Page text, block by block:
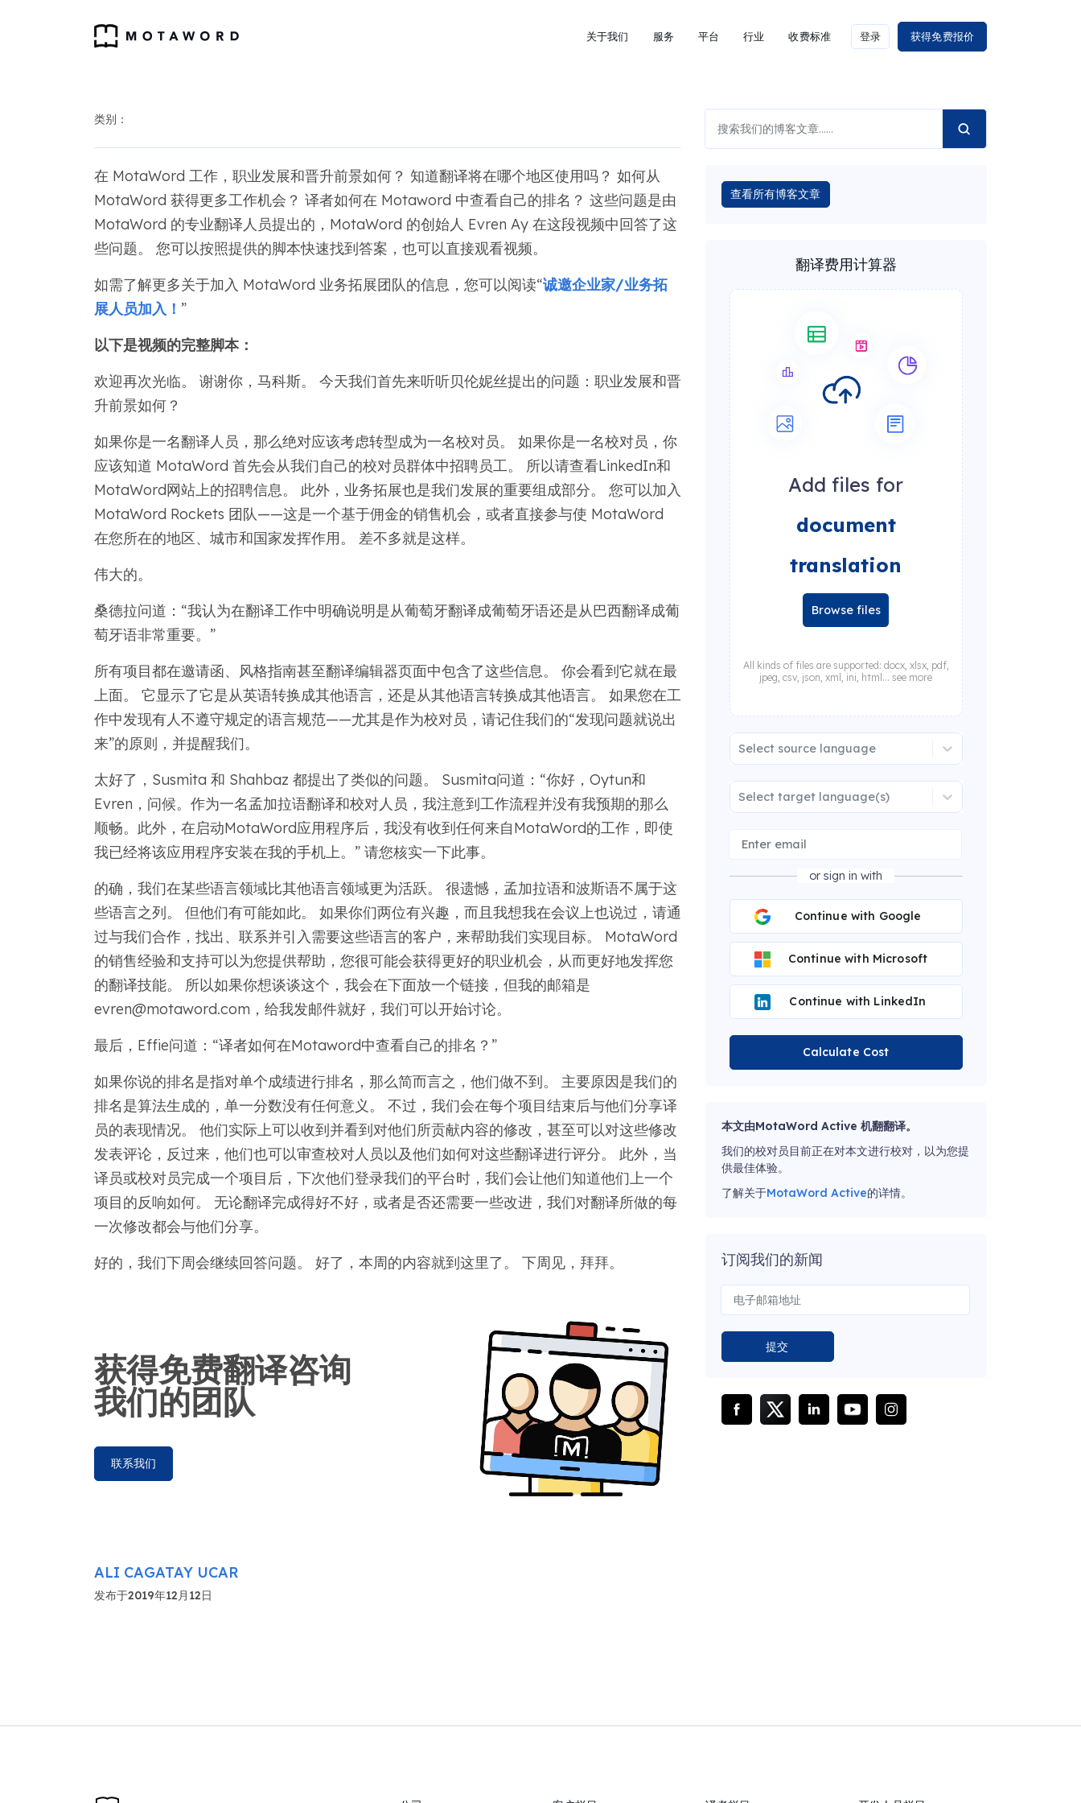
关于我们 服务 平台 行业 收费标准 登录 获得免费报价
类别：
在 MotaWord 工作，职业发展和晋升前景如何？ 知道翻译将在哪个地区使用吗？ 如何从
MotaWord 获得更多工作机会？ 译者如何在 Motaword 中查看自己的排名？ 这些问题是由
MotaWord 的专业翻译人员提出的，MotaWord 的创始人 Evren Ay 在这段视频中回答了这
些问题。 您可以按照提供的脚本快速找到答案，也可以直接观看视频。
如需了解更多关于加入 MotaWord 业务拓展团队的信息，您可以阅读“诚邀企业家/业务拓
展人员加入！ ”
以下是视频的完整脚本：
欢迎再次光临。 谢谢你，马科斯。 今天我们首先来听听贝伦妮丝提出的问题：职业发展和晋
升前景如何？
如果你是一名翻译人员，那么绝对应该考虑转型成为一名校对员。 如果你是一名校对员，你
应该知道 MotaWord 首先会从我们自己的校对员群体中招聘员工。 所以请查看LinkedIn和
MotaWord网站上的招聘信息。 此外，业务拓展也是我们发展的重要组成部分。 您可以加入
MotaWord Rockets 团队——这是一个基于佣金的销售机会，或者直接参与使 MotaWord
在您所在的地区、城市和国家发挥作用。 差不多就是这样。
伟大的。
桑德拉问道：“我认为在翻译工作中明确说明是从葡萄牙翻译成葡萄牙语还是从巴西翻译成葡
萄牙语非常重要。”
所有项目都在邀请函、风格指南甚至翻译编辑器页面中包含了这些信息。 你会看到它就在最
上面。 它显示了它是从英语转换成其他语言，还是从其他语言转换成其他语言。 如果您在工
作中发现有人不遵守规定的语言规范——尤其是作为校对员，请记住我们的“发现问题就说出
来”的原则，并提醒我们。
太好了，Susmita 和 Shahbaz 都提出了类似的问题。 Susmita问道：“你好，Oytun和
Evren，问候。作为一名孟加拉语翻译和校对人员，我注意到工作流程并没有我预期的那么
顺畅。此外，在启动MotaWord应用程序后，我没有收到任何来自MotaWord的工作，即使
我已经将该应用程序安装在我的手机上。” 请您核实一下此事。
的确，我们在某些语言领域比其他语言领域更为活跃。 很遗憾，孟加拉语和波斯语不属于这
些语言之列。 但他们有可能如此。 如果你们两位有兴趣，而且我想我在会议上也说过，请通
过与我们合作，找出、联系并引入需要这些语言的客户，来帮助我们实现目标。 MotaWord
的销售经验和支持可以为您提供帮助，您很可能会获得更好的职业机会，从而更好地发挥您
的翻译技能。 所以如果你想谈谈这个，我会在下面放一个链接，但我的邮箱是
evren@motaword.com，给我发邮件就好，我们可以开始讨论。
最后，Effie问道：“译者如何在Motaword中查看自己的排名？”
如果你说的排名是指对单个成绩进行排名，那么简而言之，他们做不到。 主要原因是我们的
排名是算法生成的，单一分数没有任何意义。 不过，我们会在每个项目结束后与他们分享译
员的表现情况。 他们实际上可以收到并看到对他们所贡献内容的修改，甚至可以对这些修改
发表评论，反过来，他们也可以审查校对人员以及他们如何对这些翻译进行评分。 此外，当
译员或校对员完成一个项目后，下次他们登录我们的平台时，我们会让他们知道他们上一个
项目的反响如何。 无论翻译完成得好不好，或者是否还需要一些改进，我们对翻译所做的每
一次修改都会与他们分享。
好的，我们下周会继续回答问题。 好了，本周的内容就到这里了。 下周见，拜拜。
获得免费翻译咨询
我们的团队
联系我们
ALI CAGATAY UCAR
发布于2019年12月12日
查看所有博客文章
翻译费用计算器
Add files for
document
translation
Browse files
All kinds of files are supported: docx, xlsx, pdf,
jpeg, csv, json, xml, ini, html... see more
Select source language
Select target language(s)
or sign in with
Continue with Google
Continue with Microsoft
Continue with LinkedIn
Calculate Cost
本文由MotaWord Active 机翻翻译。
我们的校对员目前正在对本文进行校对，以为您提
供最佳体验。
了解关于MotaWord Active的详情。
订阅我们的新闻
提交